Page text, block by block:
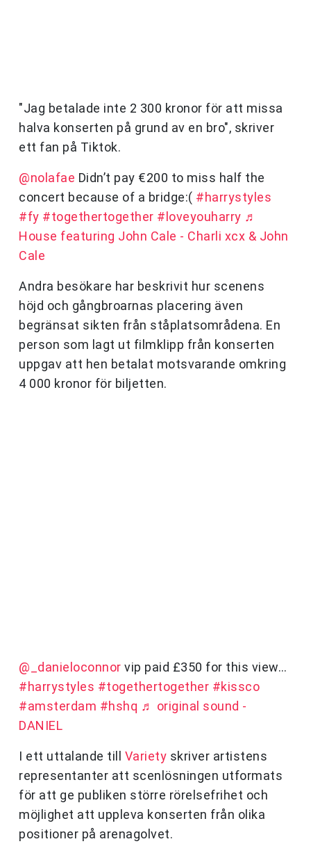
"Jag betalade inte 2 300 kronor för att missa
halva konserten på grund av en bro", skriver
ett fan på Tiktok.
@nolafae Didn’t pay €200 to miss half the
concert because of a bridge:( #harrystyles
#fy #togethertogether #loveyouharry ♬
House featuring John Cale - Charli xcx & John
Cale
Andra besökare har beskrivit hur scenens
höjd och gångbroarnas placering även
begränsat sikten från ståplatsområdena. En
person som lagt ut filmklipp från konserten
uppgav att hen betalat motsvarande omkring
4 000 kronor för biljetten.
@_danieloconnor vip paid £350 for this view…
#harrystyles #togethertogether #kissco
#amsterdam #hshq ♬ original sound -
DANIEL
I ett uttalande till Variety skriver artistens
representanter att scenlösningen utformats
för att ge publiken större rörelsefrihet och
möjlighet att uppleva konserten från olika
positioner på arenagolvet.